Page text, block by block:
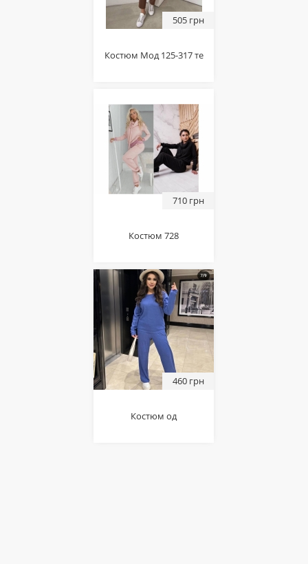
505 грн
Костюм Мод 125-317 те
710 грн
Костюм 728
460 грн
Костюм од